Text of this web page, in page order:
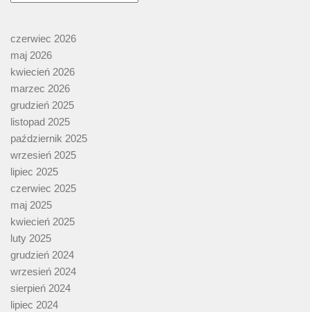
czerwiec 2026
maj 2026
kwiecień 2026
marzec 2026
grudzień 2025
listopad 2025
październik 2025
wrzesień 2025
lipiec 2025
czerwiec 2025
maj 2025
kwiecień 2025
luty 2025
grudzień 2024
wrzesień 2024
sierpień 2024
lipiec 2024